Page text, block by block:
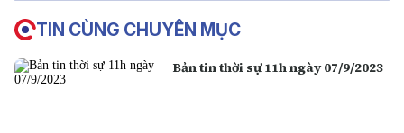
TIN CÙNG CHUYÊN MỤC
Bản tin thời sự 11h ngày 07/9/2023